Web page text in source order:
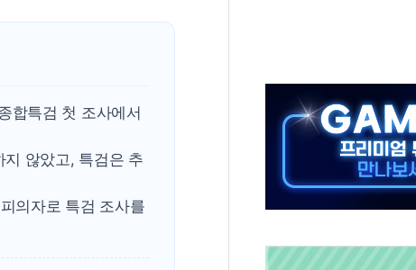
'화합' 꺼낸 김민석에 '뻔뻔' 받아친 정청래…제주 연설서 신경전 고조
합특검 첫 조사에서
않았고, 특검은 추
의자로 특검 조사를